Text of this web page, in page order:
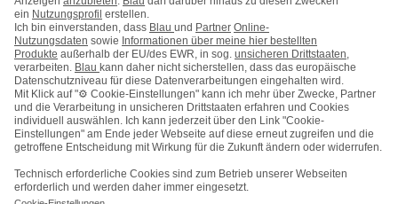
Hinweise ElektroG/BattG Datenschutz
Barrierefreiheit Karriere Cookie-Einstellungen
Kooperations- & Werbepartner Vertrag widerrufen
Vertrag kündigen
Nach oben